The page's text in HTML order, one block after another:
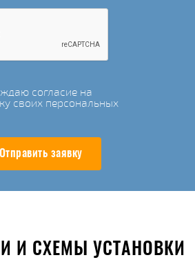
согласие на
своих персональных
Отправить заявку
И СХЕМЫ УСТАНОВКИ